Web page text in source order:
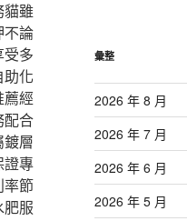
貓雖
不論
受多
助化
薦經
配合
層
證專
率節
服
彙整
2026 年 8 月
2026 年 7 月
2026 年 6 月
2026 年 5 月